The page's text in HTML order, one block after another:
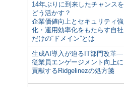
14年ぶりに到来したチャンスを
どう活かす？
企業価値向上とセキュリティ強
化・運用効率化をもたらす自社
だけの“ドメイン”とは
生成AI導入が迫るIT部門改革―
従業員エンゲージメント向上に
貢献するRidgelinezの処方箋